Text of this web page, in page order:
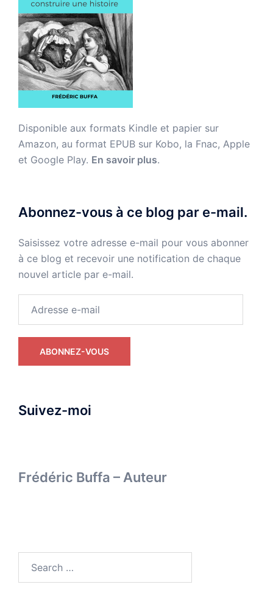
Disponible aux formats Kindle et papier sur
Amazon, au format EPUB sur Kobo, la Fnac, Apple
et Google Play. En savoir plus.
Abonnez-vous à ce blog par e-mail.
Saisissez votre adresse e-mail pour vous abonner
à ce blog et recevoir une notification de chaque
nouvel article par e-mail.
ABONNEZ-VOUS
Suivez-moi
Frédéric Buffa – Auteur